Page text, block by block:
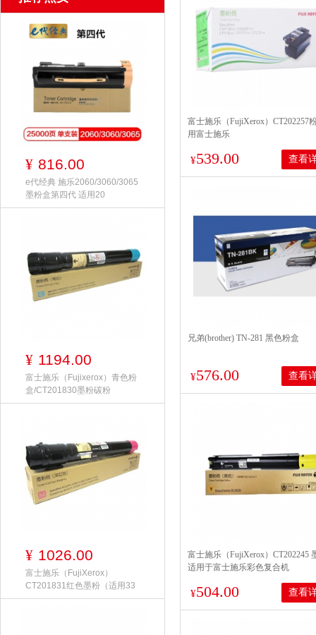
¥ 816.00
e代经典 施乐2060/3060/3065
墨粉盒第四代 适用20
¥ 1194.00
富士施乐（Fujixerox）青色粉
盒/CT201830墨粉碳粉
¥ 1026.00
富士施乐（FujiXerox）
CT201831红色墨粉（适用33
富士施乐（FujiXerox）CT202257
用富士施乐
打印量2000页黑色
¥539.00 查看
兄弟(brother) TN-281 黑色粉盒
¥576.00 查看
富士施乐（FujiXerox）CT202245
适用于富士施乐彩色复合机
¥504.00 查看